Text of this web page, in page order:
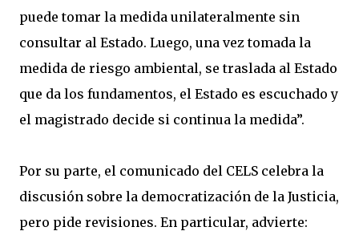
puede tomar la medida unilateralmente sin
consultar al Estado. Luego, una vez tomada la
medida de riesgo ambiental, se traslada al Estado
que da los fundamentos, el Estado es escuchado y
el magistrado decide si continua la medida”.
Por su parte, el comunicado del CELS celebra la
discusión sobre la democratización de la Justicia,
pero pide revisiones. En particular, advierte: